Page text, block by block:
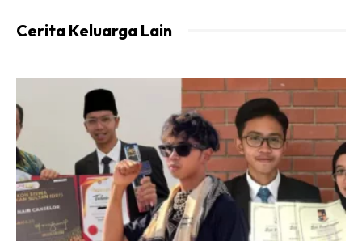
PdPR sedang bergelut dan berusah agar memastukan anak
dapat mengikuti pelajaran dengan baik. Situasi yang yang
kta tidak pernah alami. Saya yakin semua ibu bapa prihatin
untuk masa depan anak,” ujar dalam program Kak Long
Kongsi, Keluarga.
Dalam tempoh ini, beliau juga turut menasihati ibu bapa
agar sentiasa mendidik anak minat membaca dan
Cerita Keluarga Lain